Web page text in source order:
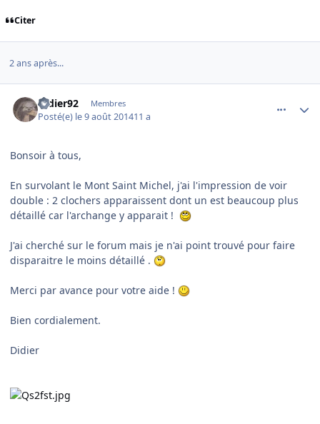
Citer
2 ans après...
Didier92 Membres
Posté(e) le 9 août 201411 a
Bonsoir à tous,
En survolant le Mont Saint Michel, j'ai l'impression de voir
double : 2 clochers apparaissent dont un est beaucoup plus
détaillé car l'archange y apparait !
J'ai cherché sur le forum mais je n'ai point trouvé pour faire
disparaitre le moins détaillé .
Merci par avance pour votre aide !
Bien cordialement.
Didier